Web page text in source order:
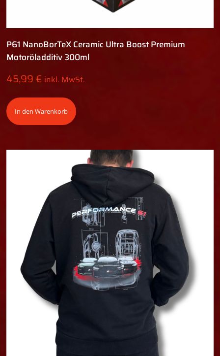
P61 NanoBorTeX Ceramic Ultra Boost Premium
Motoröladditiv 300ml
45,99€ inkl. MwSt.
In den Warenkorb